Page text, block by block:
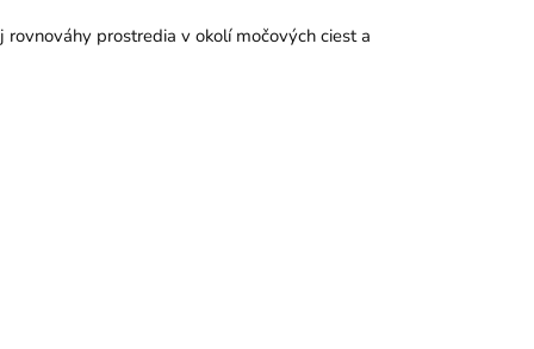
rovnováhy prostredia v okolí močových ciest a